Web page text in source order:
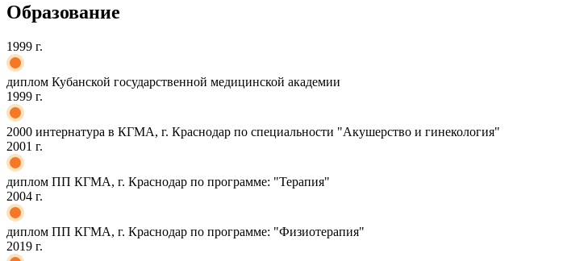
Образование
1999 г.
диплом Кубанской государственной медицинской академии
1999 г.
2000 интернатура в КГМА, г. Краснодар по специальности "Акушерство и гинекология"
2001 г.
диплом ПП КГМА, г. Краснодар по программе: "Терапия"
2004 г.
диплом ПП КГМА, г. Краснодар по программе: "Физиотерапия"
2019 г.